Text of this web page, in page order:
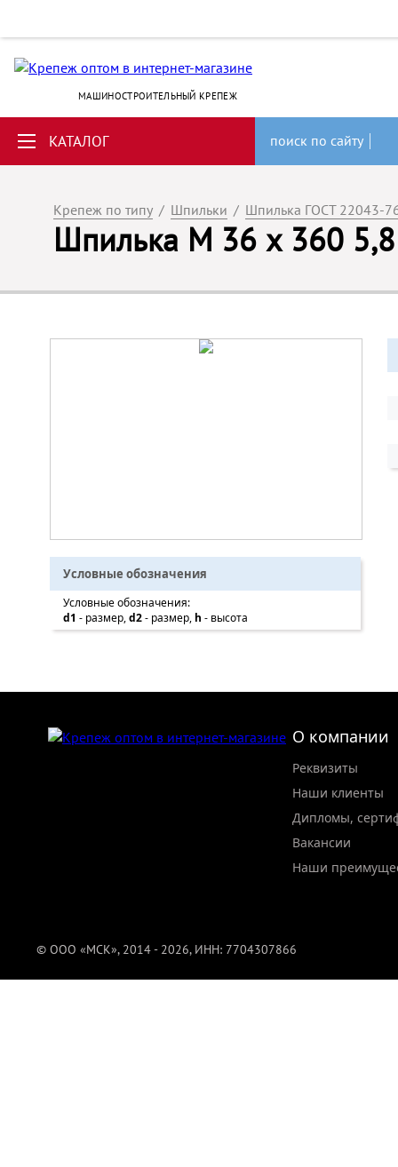
МАШИНОСТРОИТЕЛЬНЫЙ КРЕПЕЖ
КАТАЛОГ поиск по сайту
Крепеж по типу / Шпильки / Шпилька ГОСТ 22043-
Шпилька М 36 х 360
Условные обозначения
Условные обозначения:
d1 - размер,d2- размер, h - высота
О компании
Реквизиты
Наши клиенты
Дипломы,
Вакансии
Наши
© ООО «МСК», 2014 - 2026, ИНН: 7704307866